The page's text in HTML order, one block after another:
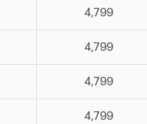
4,799
4,799
4,799
4,799